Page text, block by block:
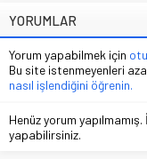
YORUMLAR
Yorum yapabilmek için
Bu site istenmeyenleri
nasıl işlendiğini öğrenin.
Henüz yorum
yapabilirsiniz.